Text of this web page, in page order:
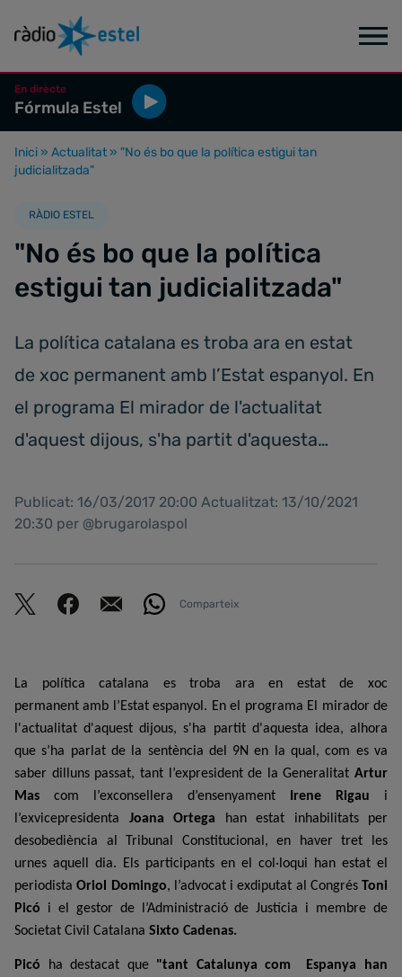
En directe
Fórmula Estel
Inici » Actualitat » "No és bo que la política estigui tan
judicialitzada"
RÀDIO ESTEL
"No és bo que la política
estigui tan judicialitzada"
La política catalana es troba ara en estat
de xoc permanent amb l’Estat espanyol. En
el programa El mirador de l'actualitat
d'aquest dijous, s'ha partit d'aquesta…
Publicat: 16/03/2017 20:00 Actualitzat: 13/10/2021
20:30 per @brugarolaspol
Comparteix
La política catalana es troba ara en estat de xoc
permanentamb l’Estat espanyol. En el programa El mirador de
l'actualitat d'aquest dijous, s'ha partit d'aquesta idea, alhora
que s’ha parlat de la sentència del 9N en la qual, com es va
saber dilluns passat, tant l’expresident de la Generalitat Artur
Mas com l’exconsellera d’ensenyament Irene Rigau i
l’exvicepresidenta Joana Ortega han estat inhabilitats per
desobediència al Tribunal Constitucional, en haver tret les
urnes aquell dia. Els participants en el col·loqui han estat el
periodistaOriol Domingo, l’advocat i exdiputat al Congrés Toni
Picó i el gestor de l’Administració de Justícia i membre de
Societat Civil Catalana Sixto Cadenas.
Picó ha destacat que "tant Catalunya com
Espanya han